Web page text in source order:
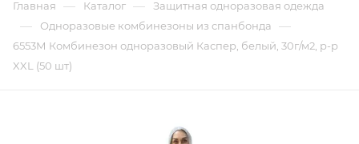
Главная — Каталог — Защитная одноразовая одежда
— Одноразовые комбинезоны из спанбонда —
6553М Комбинезон одноразовый Каспер, белый, 30г/м2, р-р
XXL (50 шт)